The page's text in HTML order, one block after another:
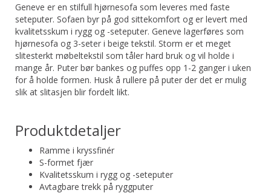
Geneve er en stilfull hjørnesofa som leveres med faste
seteputer. Sofaen byr på god sittekomfort og er levert med
kvalitetsskum i rygg og -seteputer. Geneve lagerføres som
hjørnesofa og 3-seter i beige tekstil. Storm er et meget
slitesterkt møbeltekstil som tåler hard bruk og vil holde i
mange år. Puter bør bankes og puffes opp 1-2 ganger i uken
for å holde formen. Husk å rullere på puter der det er mulig
slik at slitasjen blir fordelt likt.
Produktdetaljer
Ramme i kryssfinér
S-formet fjær
Kvalitetsskum i rygg og -seteputer
Avtagbare trekk på ryggputer